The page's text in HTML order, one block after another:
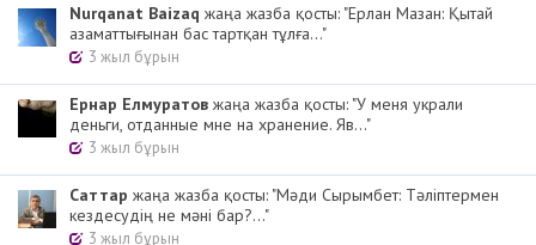
Nurqanat Baizaq жаңа жазба қосты: "Ерлан Мазан: Қытай
азаматтығынан бас тартқан тұлға..."
3 жыл бұрын
Ернар Елмуратов жаңа жазба қосты: "У меня украли
деньги, отданные мне на хранение. Яв..."
3 жыл бұрын
Cаттар жаңа жазба қосты: "Мәди Сырымбет: Тәліптермен
кездесудің не мәні бар?..."
3 жыл бұрын